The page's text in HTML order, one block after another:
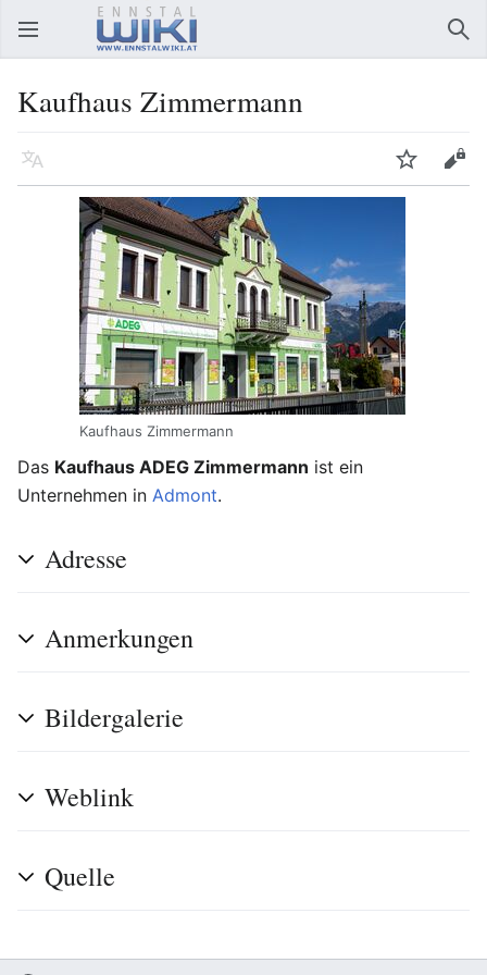
Hauptmenü öffnen
Kaufhaus Zimmermann
Sprache Beobachten Bearbeiten
Kaufhaus Zimmermann
Das Kaufhaus ADEG Zimmermann ist ein
Unternehmen in Admont.
Adresse
Anmerkungen
Bildergalerie
Weblink
Quelle